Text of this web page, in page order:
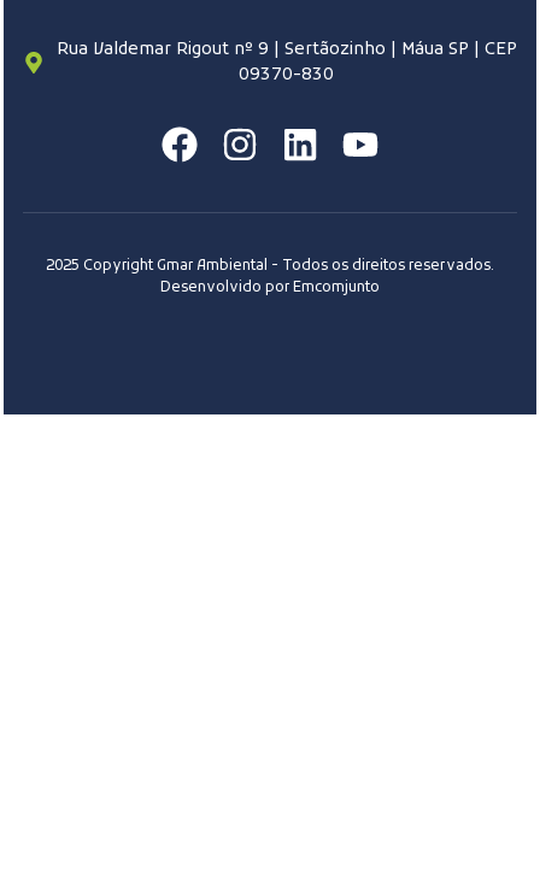
Rua Valdemar Rigout nº 9 | Sertãozinho | Máua SP | CEP
09370-830
2025 Copyright Gmar Ambiental - Todos os direitos reservados.
Desenvolvido por Emcomjunto